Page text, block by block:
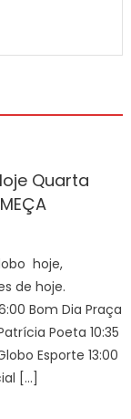
Quarta
hoje,
de hoje.
Bom Dia Praça
Poeta 10:35
Esporte 13:00
[…]